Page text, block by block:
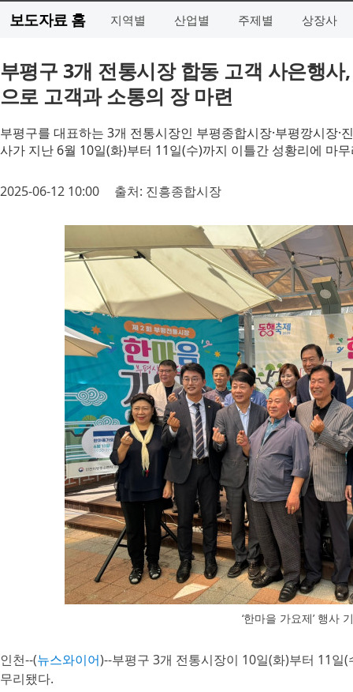
보도자료 홈 지역별 산업별 주제별 상장사
부평구 3개 전통시장 합동 고객 사은행
으로 고객과 소통의 장 마련
부평구를 대표하는 3개 전통시장인 부평종합시장·부평깡시장
사가 지난 6월 10일(화)부터 11일(수)까지 이틀간 성황리에 마
2025-06-12 10:00 출처: 진흥종합시장
‘한마을 가요제’ 행사
인천--(뉴스와이어)--부평구 3개 전통시장이 10일(화)부터 11
무리됐다.